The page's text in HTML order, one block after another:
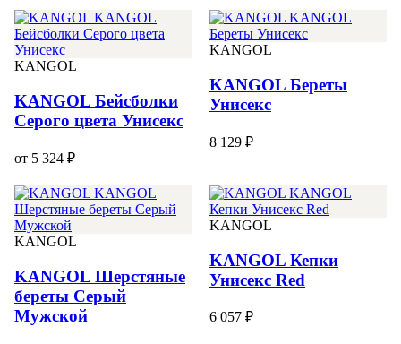
KANGOL
KANGOL Бейсболки
Серого цвета Унисекс
от 5 324 ₽
KANGOL
KANGOL Береты
Унисекс
8 129 ₽
KANGOL
KANGOL Шерстяные
береты Серый
Мужской
KANGOL
KANGOL Кепки
Унисекс Red
6 057 ₽